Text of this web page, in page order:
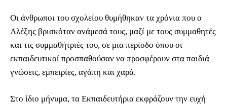
Οι άνθρωποι του σχολείου θυμήθηκαν τα χρόνια που ο
Αλέξης βρισκόταν ανάμεσά τους, μαζί με τους συμμαθητές
και τις συμμαθήτριές του, σε μια περίοδο όπου οι
εκπαιδευτικοί προσπαθούσαν να προσφέρουν στα παιδιά
γνώσεις, εμπειρίες, αγάπη και χαρά.
Στο ίδιο μήνυμα, τα Εκπαιδευτήρια εκφράζουν την ευχή